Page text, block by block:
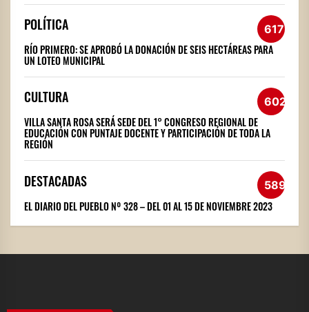
POLÍTICA 617
RÍO PRIMERO: SE APROBÓ LA DONACIÓN DE SEIS HECTÁREAS PARA
UN LOTEO MUNICIPAL
CULTURA 602
VILLA SANTA ROSA SERÁ SEDE DEL 1° CONGRESO REGIONAL DE
EDUCACIÓN CON PUNTAJE DOCENTE Y PARTICIPACIÓN DE TODA LA
REGIÓN
DESTACADAS 589
EL DIARIO DEL PUEBLO Nº 328 – DEL 01 AL 15 DE NOVIEMBRE 2023